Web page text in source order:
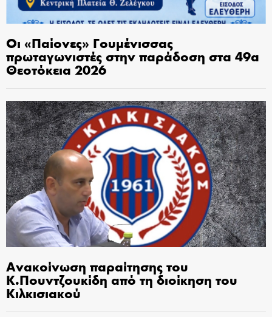
Οι «Παίονες» Γουμένισσας
πρωταγωνιστές στην παράδοση στα 49α
Θεοτόκεια 2026
Ανακοίνωση παραίτησης του
Κ.Πουντζουκίδη από τη διοίκηση του
Κιλκισιακού